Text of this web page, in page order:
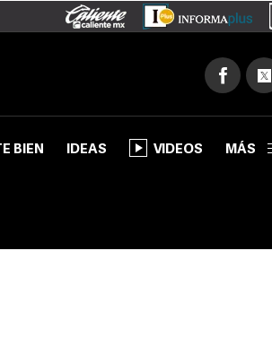
BIEN IDEAS VIDEOS MÁS